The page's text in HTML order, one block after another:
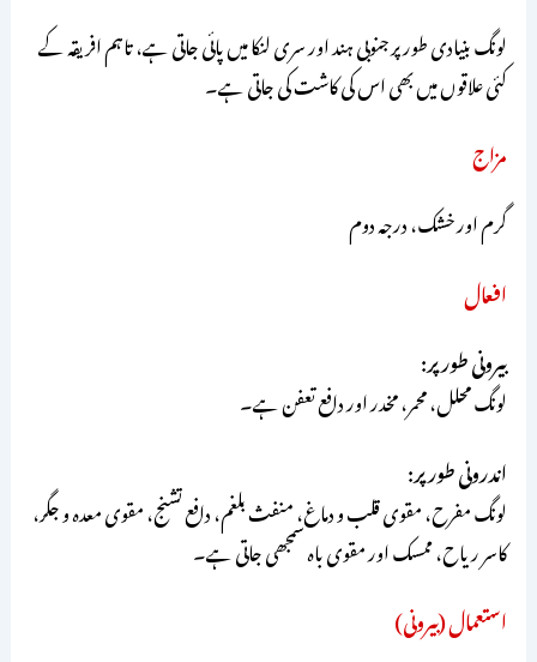
لونگ بنیادی طور پر جنوبی ہند اور سری لنکا میں پائی جاتی ہے، تاہم افریقہ کے
کئی علاقوں میں بھی اس کی کاشت کی جاتی ہے۔
مزاج
گرم اور خشک، درجہ دوم
افعال
بیرونی طور پر:
لونگ محلل، محمر، مخدر اور دافع تعفن ہے۔
اندرونی طور پر:
لونگ مفرح، مقوی قلب و دماغ، منفث بلغم، دافع تشنج، مقوی معدہ و جگر،
کاسر ریاح، ممسک اور مقوی باہ سمجھی جاتی ہے۔
استعمال (بیرونی)